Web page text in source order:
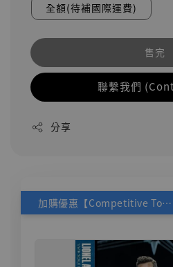
全額(待補國際運費)
售完
聯繫我們
分享
加購優惠【Competitive Toys 梅西 [CM001]】